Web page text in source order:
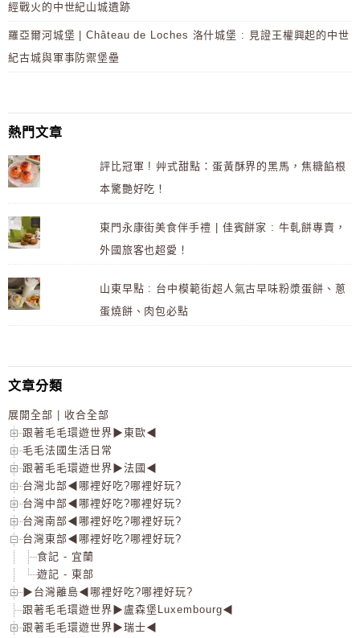
經戰火的中世紀山城遺跡
羅亞爾河城堡 | Château de Loches 洛什城堡 : 見證王權興起的中世
紀古城與軍事防禦堡壘
熱門文章
評比冠軍 ! 艸式甜點：蛋黃酥界的黑馬，焦糖餡根
本驚艷好吃！
東門永康街美食伴手禮 | 佳賓餅家 : 牛軋餅專賣，
外國旅客也超愛！
山東早點 : 台中模範街超人氣古早味粉漿蛋餅、蔥
蛋燒餅、肉包必點
文章分類
展開全部
收合全部
跟著毛毛環遊世界▶東歐◀
毛毛法國生活日常
跟著毛毛環遊世界▶法國◀
台灣北部◀哪裡好吃?哪裡好玩?
台灣中部◀哪裡好吃?哪裡好玩?
台灣南部◀哪裡好吃?哪裡好玩?
台灣東部◀哪裡好吃?哪裡好玩?
食記 - 宜蘭
遊記 - 東部
▶台灣離島◀哪裡好吃?哪裡好玩?
跟著毛毛環遊世界▶盧森堡Luxembourg◀
跟著毛毛環遊世界▶瑞士◀